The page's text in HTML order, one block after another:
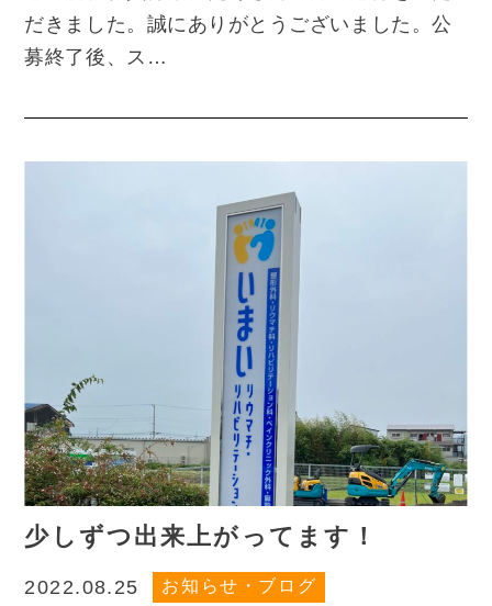
だきました。誠にありがとうございました。公
募終了後、ス…
少しずつ出来上がってます！
2022.08.25 お知らせ・ブログ